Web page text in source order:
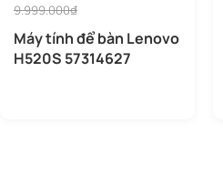
9.999.000₫
Máy tính để bàn Lenovo
H520S 57314627